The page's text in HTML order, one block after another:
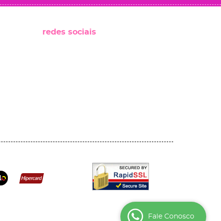
redes sociais
Fale Conosco